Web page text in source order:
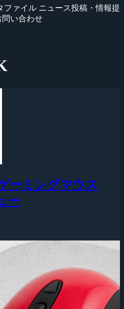
ファイル ニュース投稿・情報提
問い合わせ
ーミングマウス
ー